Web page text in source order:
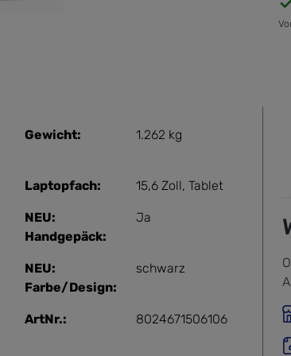
Gewicht: 1.262 kg
Laptopfach: 15,6 Zoll, Tablet
NEU:
Handgepäck:
Ja
NEU:
Farbe/Design:
schwarz
ArtNr.: 8024671506106